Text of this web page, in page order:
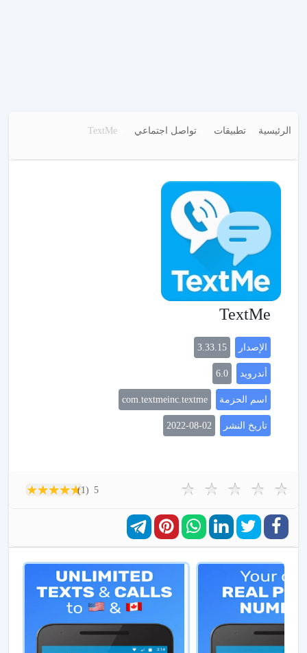
الرئيسية تطبيقات تواصل اجتماعي TextMe
TextMe
الإصدار 3.33.15
أندرويد 6.0
اسم الحزمة com.textmeinc.textme
تاريخ النشر 2022-08-02
5
(1)